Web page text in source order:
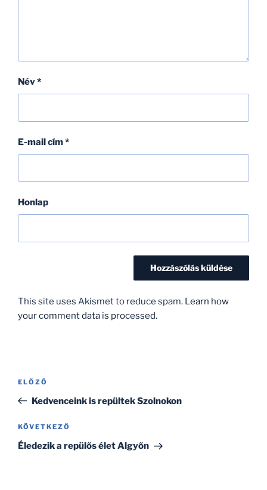
Név*
E-mail cím*
Honlap
This site uses Akismet to reduce spam. Learn how
your comment data is processed.
Bejegyzés
Korábbi
bejegyzés
ELŐZŐ
Kedvenceink is repültek Szolnokon
Következő
bejegyzés
KÖVETKEZŐ
Éledezik a repülős élet Algyőn